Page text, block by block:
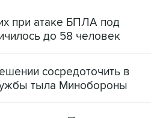
при атаке БПЛА под
до 58 человек
сосредоточить в
тыла Минобороны